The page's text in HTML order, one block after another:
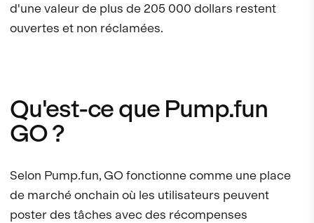
d'une valeur de plus de 205 000 dollars restent
ouvertes et non réclamées.
Qu'est-ce que Pump.fun
GO ?
Selon Pump.fun, GO fonctionne comme une place
de marché onchain où les utilisateurs peuvent
poster des tâches avec des récompenses